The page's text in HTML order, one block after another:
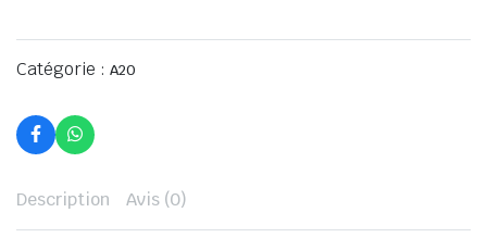
Catégorie : A20
Description Avis (0)